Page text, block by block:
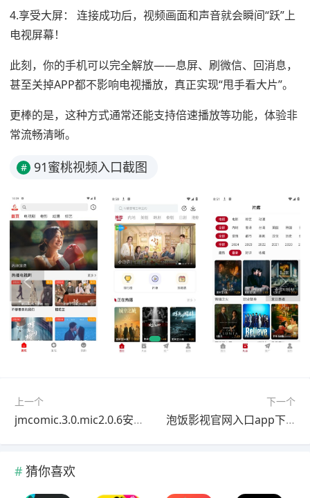
4.享受大屏： 连接成功后，视频画面和声音就会瞬间“跃”上
电视屏幕！
此刻，你的手机可以完全解放——息屏、刷微信、回消息，
甚至关掉APP都不影响电视播放，真正实现“甩手看大片”。
更棒的是，这种方式通常还能支持倍速播放等功能，体验非
常流畅清晰。
# 91蜜桃视频入口截图
上一个
jmcomic.3.0.mic2.0.6安装包
下一个
泡饭影视官网入口app下载
猜你喜欢